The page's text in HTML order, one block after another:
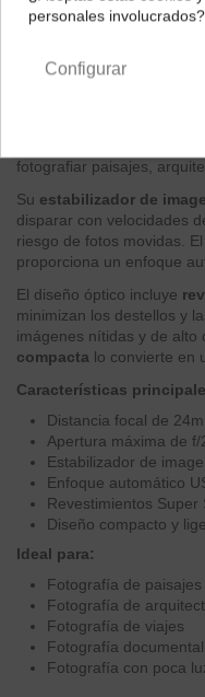
Descripción
EAN 4960999845753
Canon EF 24mm f/2.8
diseñado para cámaras
fotografiar paisajes,
Su estabilizador de
disparar con velocidades
riesgo de fotos movidas. El
proporciona un enfoque
El diseño óptico incluye
minimizan los destellos y
imágenes nítidas y de alto
compacta lo convierte en
Características
Distancia focal de
Apertura máxima de f/
Estabilizador de
Enfoque automático
Revestimientos Super
Diseño compacto y
Ideal para:
Fotografía de paisajes
Fotografía de
Fotografía de viajes
Fotografía documental
Fotografía con poca
personales involucrados?
Configurar